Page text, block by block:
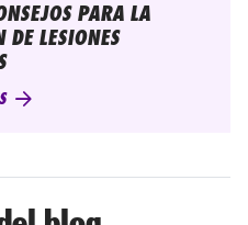
PARA LA
DE LESIONES